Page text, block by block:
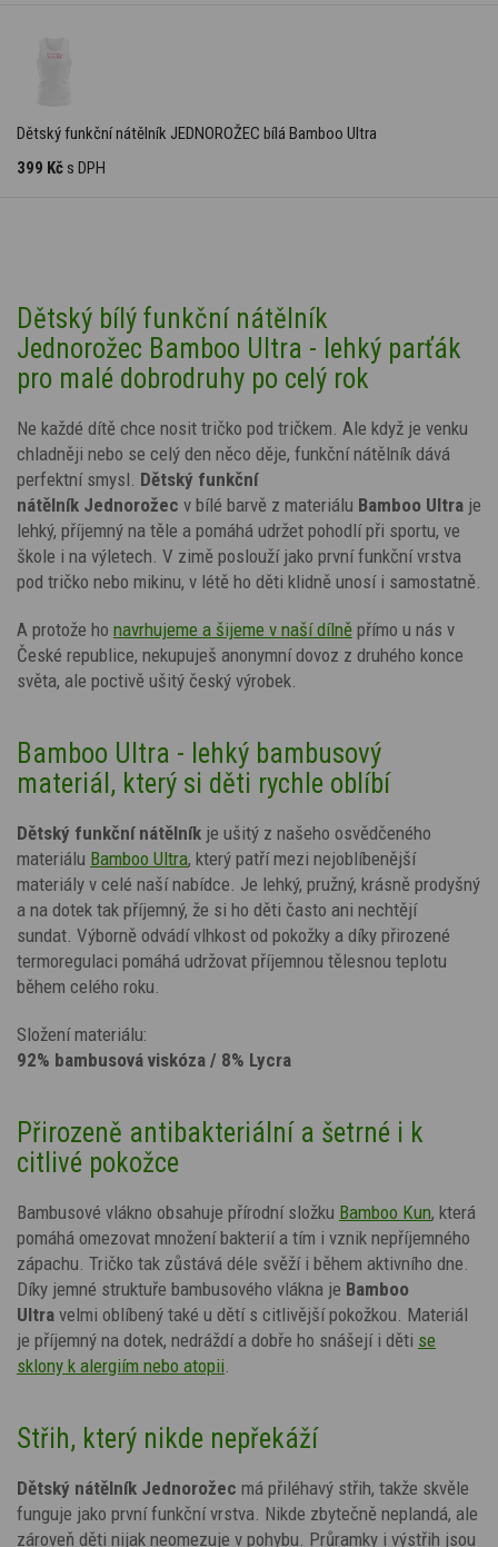
Dětský funkční nátělník JEDNOROŽEC bílá Bamboo Ultra
399 Kč s DPH
Dětský bílý funkční nátělník
Jednorožec Bamboo Ultra - lehký parťák
pro malé dobrodruhy po celý rok
Ne každé dítě chce nosit tričko pod tričkem. Ale když je venku
chladněji nebo se celý den něco děje, funkční nátělník dává
perfektní smysl. Dětský funkční
nátělník Jednorožec v bílé barvě z materiálu Bamboo Ultra je
lehký, příjemný na těle a pomáhá udržet pohodlí při sportu, ve
škole i na výletech. V zimě poslouží jako první funkční vrstva
pod tričko nebo mikinu, v létě ho děti klidně unosí i samostatně.
A protože ho navrhujeme a šijeme v naší dílně přímo u nás v
České republice, nekupuješ anonymní dovoz z druhého konce
světa, ale poctivě ušitý český výrobek.
Bamboo Ultra - lehký bambusový
materiál, který si děti rychle oblíbí
Dětský funkční nátělník je ušitý z našeho osvědčeného
materiálu Bamboo Ultra, který patří mezi nejoblíbenější
materiály v celé naší nabídce. Je lehký, pružný, krásně prodyšný
a na dotek tak příjemný, že si ho děti často ani nechtějí
sundat. Výborně odvádí vlhkost od pokožky a díky přirozené
termoregulaci pomáhá udržovat příjemnou tělesnou teplotu
během celého roku.
Složení materiálu:
92% bambusová viskóza / 8% Lycra
Přirozeně antibakteriální a šetrné i k
citlivé pokožce
Bambusové vlákno obsahuje přírodní složku Bamboo Kun, která
pomáhá omezovat množení bakterií a tím i vznik nepříjemného
zápachu. Tričko tak zůstává déle svěží i během aktivního dne.
Díky jemné struktuře bambusového vlákna je Bamboo
Ultra velmi oblíbený také u dětí s citlivější pokožkou. Materiál
je příjemný na dotek, nedráždí a dobře ho snášejí i děti se
sklony k alergiím nebo atopii
Střih, který nikde nepřekáží
Dětský nátělník Jednorožec má přiléhavý střih, takže skvěle
funguje jako první funkční vrstva. Nikde zbytečně neplandá, ale
zároveň děti nijak neomezuje v pohybu. Průramky i výstřih jsou